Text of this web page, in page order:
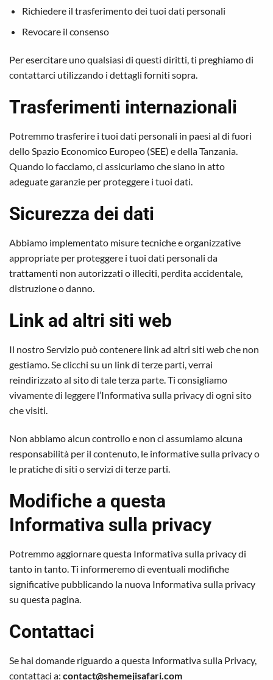
Richiedere il trasferimento dei tuoi dati personali
Revocare il consenso
Per esercitare uno qualsiasi di questi diritti, ti preghiamo di
contattarci utilizzando i dettagli forniti sopra.
Trasferimenti internazionali
Potremmo trasferire i tuoi dati personali in paesi al di fuori
dello Spazio Economico Europeo (SEE) e della Tanzania.
Quando lo facciamo, ci assicuriamo che siano in atto
adeguate garanzie per proteggere i tuoi dati.
Sicurezza dei dati
Abbiamo implementato misure tecniche e organizzative
appropriate per proteggere i tuoi dati personali da
trattamenti non autorizzati o illeciti, perdita accidentale,
distruzione o danno.
Link ad altri siti web
Il nostro Servizio può contenere link ad altri siti web che non
gestiamo. Se clicchi su un link di terze parti, verrai
reindirizzato al sito di tale terza parte. Ti consigliamo
vivamente di leggere l’Informativa sulla privacy di ogni sito
che visiti.
Non abbiamo alcun controllo e non ci assumiamo alcuna
responsabilità per il contenuto, le informative sulla privacy o
le pratiche di siti o servizi di terze parti.
Modifiche a questa
Informativa sulla privacy
Potremmo aggiornare questa Informativa sulla privacy di
tanto in tanto. Ti informeremo di eventuali modifiche
significative pubblicando la nuova Informativa sulla privacy
su questa pagina.
Contattaci
Se hai domande riguardo a questa Informativa sulla Privacy,
contattaci a: contact@shemejisafari.com